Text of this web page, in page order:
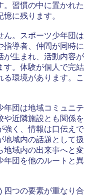
。習慣の中に置かれた
に残ります。
ん。スポーツ少年団は
指導者、仲間が同時に
が生まれ、活動内容が
す。体験が個人で完結
環境があります。こ
年団は地域コミュニテ
や近隣施設とも関係を
強く、情報は口伝えで
地域内の話題として扱
地域内の出来事へと変
年団を他のルートと異
四つの要素が重なり合